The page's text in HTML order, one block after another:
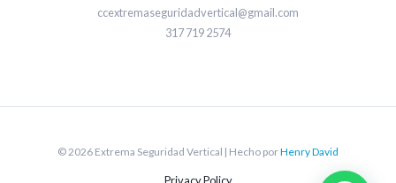
ccextremaseguridadvertical@gmail.com
317 719 2574
© 2026 Extrema Seguridad Vertical | Hecho porHenry David
Privacy Policy